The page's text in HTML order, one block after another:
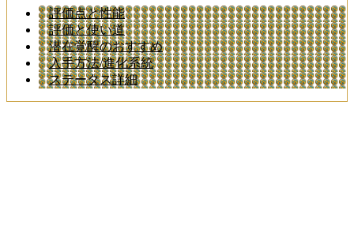
評価点と性能
評価と使い道
潜在覚醒のおすすめ
入手方法/進化系統
ステータス詳細